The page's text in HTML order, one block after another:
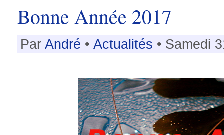
Bonne Année 2017
Par André • Actualités • Samedi